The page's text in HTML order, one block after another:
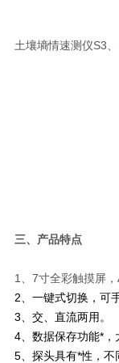
土壤墒情速测仪S3
三、产品特点
1、7寸全彩触摸屏
2、一键式切换，可
3、交、直流两用。
4、数据保存功能*
5、探头具有*性，